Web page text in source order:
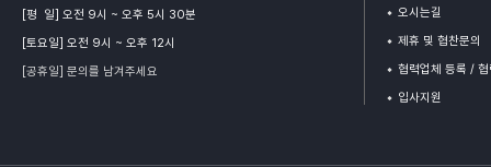
[평 일] 오전 9시 ~ 오후 5시 30분
[토요일] 오전 9시 ~ 오후 12시
[공휴일] 문의를 남겨주세요
오시는길
제휴 및 협찬문의
협력업체 등록 /
입사지원